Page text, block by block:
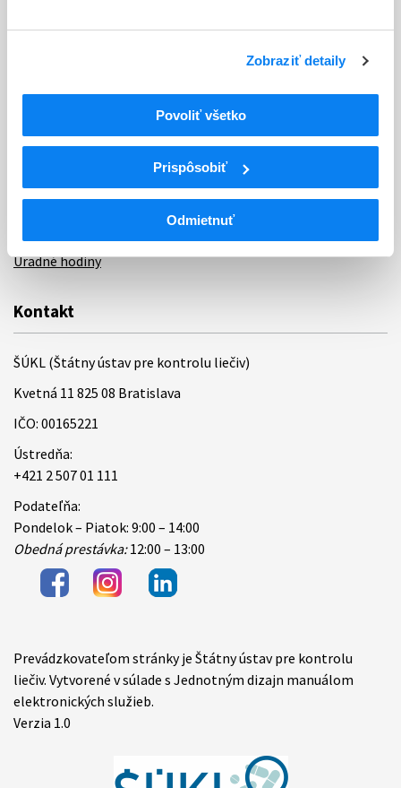
Zobraziť detaily
Povoliť všetko
Prispôsobiť
Odmietnuť
Regionálne pracoviská
Úradné hodiny
Kontakt
ŠÚKL (Štátny ústav pre kontrolu liečiv)
Kvetná 11 825 08 Bratislava
IČO: 00165221
Ústredňa:
+421 2 507 01 111
Podateľňa:
Pondelok – Piatok: 9:00 – 14:00
Obedná prestávka:12:00 – 13:00
Items
Prevádzkovateľom stránky je Štátny ústav pre kontrolu
liečiv. Vytvorené v súlade s Jednotným dizajn manuálom
elektronických služieb.
Verzia 1.0